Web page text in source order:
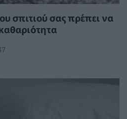
σπιτιού σας πρέπει να